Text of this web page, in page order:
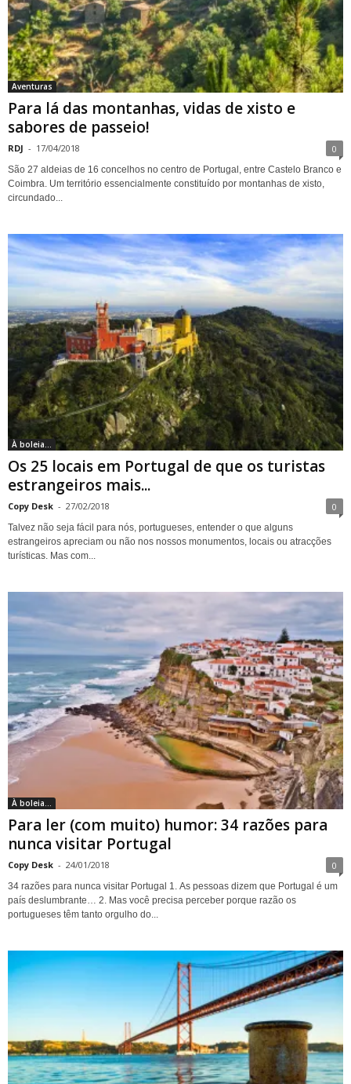
Aventuras
Para lá das montanhas, vidas de xisto e
sabores de passeio!
RDJ - 17/04/2018 0
São 27 aldeias de 16 concelhos no centro de Portugal, entre Castelo Branco e
Coimbra. Um território essencialmente constituído por montanhas de xisto,
circundado...
À boleia...
Os 25 locais em Portugal de que os turistas
estrangeiros mais...
Copy Desk - 27/02/2018 0
Talvez não seja fácil para nós, portugueses, entender o que alguns
estrangeiros apreciam ou não nos nossos monumentos, locais ou atracções
turísticas. Mas com...
À boleia...
Para ler (com muito) humor: 34 razões para
nunca visitar Portugal
Copy Desk - 24/01/2018 0
34 razões para nunca visitar Portugal 1. As pessoas dizem que Portugal é um
país deslumbrante… 2. Mas você precisa perceber porque razão os
portugueses têm tanto orgulho do...